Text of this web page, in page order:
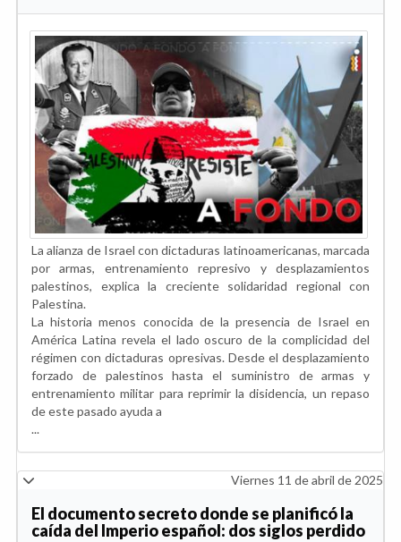
La alianza de Israel con dictaduras latinoamericanas, marcada
por armas, entrenamiento represivo y desplazamientos
palestinos, explica la creciente solidaridad regional con
Palestina.
La historia menos conocida de la presencia de Israel en
América Latina revela el lado oscuro de la complicidad del
régimen con dictaduras opresivas. Desde el desplazamiento
forzado de palestinos hasta el suministro de armas y
entrenamiento militar para reprimir la disidencia, un repaso
de este pasado ayuda a
...
Viernes 11 de abril de 2025
El documento secreto donde se planificó la
caída del Imperio español: dos siglos perdido